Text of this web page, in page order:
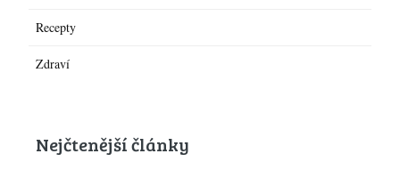
Recepty
Zdraví
Nejčtenější články